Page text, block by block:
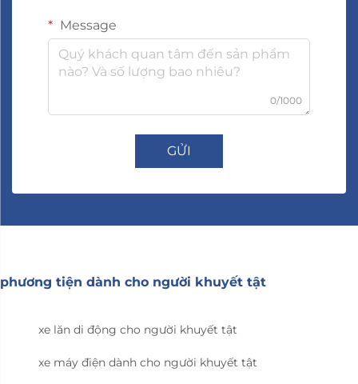
Message
0/1000
GỬI
phương tiện dành cho người khuyết tật
xe lăn di động cho người khuyết tật
xe máy điện dành cho người khuyết tật